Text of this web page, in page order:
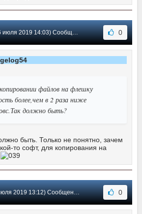
2019 14:03) Сообщение #540 0
файлов на флешку
более,чем в 2 раза ниже
должно быть?
быть. Только не понятно, зачем
то софт, для копирования на
2019 13:12) Сообщение #539 0